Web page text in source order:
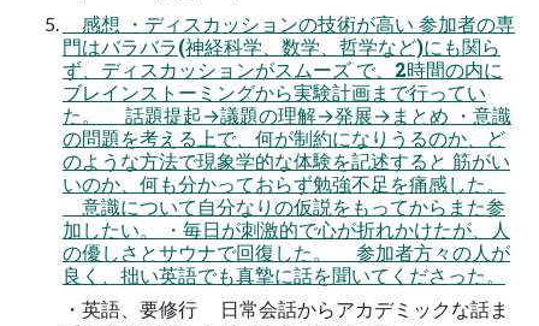
感想 ・ディスカッションの技術が高い 参加者の専
門はバラバラ(神経科学、数学、哲学など)にも関ら
ず、ディスカッションがスムーズ で、2時間の内に
ブレインストーミングから実験計画まで行ってい
た。 話題提起→議題の理解→発展→まとめ ・意識
の問題を考える上で、何が制約になりうるのか、ど
のような方法で現象学的な体験を記述すると 筋がい
いのか、何も分かっておらず勉強不足を痛感した。
意識について自分なりの仮説をもってからまた参
加したい。 ・毎日が刺激的で心が折れかけたが、人
の優しさとサウナで回復した。 参加者方々の人が
良く、拙い英語でも真摯に話を聞いてくださった。
・英語、要修行 日常会話からアカデミックな話ま